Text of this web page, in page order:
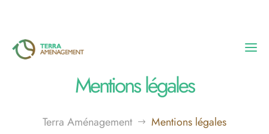
Accueil
Nos réalisations
Mentions légales
Terra Aménagement $ Mentions légales